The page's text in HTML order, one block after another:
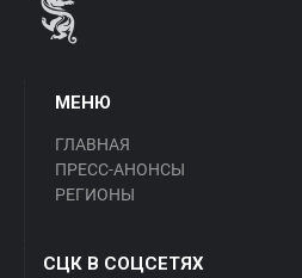
МЕНЮ
ГЛАВНАЯ
ПРЕСС-АНОНСЫ
РЕГИОНЫ
СЦК В СОЦСЕТЯХ